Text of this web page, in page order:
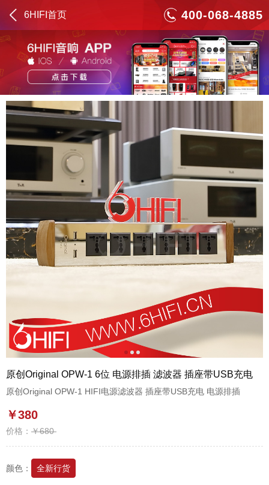
6HIFI首页 400-068-4885
12 3
原创Original OPW-1 6位 电源排插 滤波器 插座带USB充电
原创Original OPW-1 HIFI电源滤波器 插座带USB充电 电源排插
￥380
价格： ￥680
颜色： 全新行货